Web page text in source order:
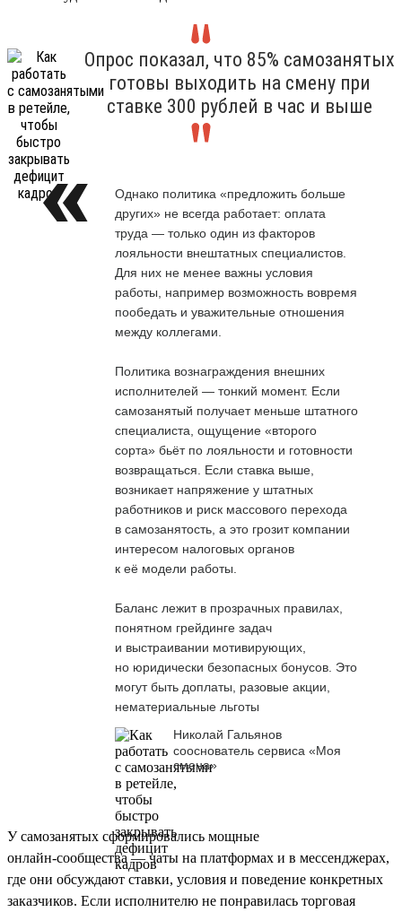
Опрос показал, что 85% самозанятых
готовы выходить на смену при
ставке 300 рублей в час и выше
Однако политика «предложить больше
других» не всегда работает: оплата
труда — только один из факторов
лояльности внештатных специалистов.
Для них не менее важны условия
работы, например возможность вовремя
пообедать и уважительные отношения
между коллегами.
Политика вознаграждения внешних
исполнителей — тонкий момент. Если
самозанятый получает меньше штатного
специалиста, ощущение «второго
сорта» бьёт по лояльности и готовности
возвращаться. Если ставка выше,
возникает напряжение у штатных
работников и риск массового перехода
в самозанятость, а это грозит компании
интересом налоговых органов
к её модели работы.
Баланс лежит в прозрачных правилах,
понятном грейдинге задач
и выстраивании мотивирующих,
но юридически безопасных бонусов. Это
могут быть доплаты, разовые акции,
нематериальные льготы
Николай Гальянов
сооснователь сервиса «Моя
смена»
У самозанятых сформировались мощные
онлайн‑сообщества — чаты на платформах и в мессенджерах,
где они обсуждают ставки, условия и поведение конкретных
заказчиков. Если исполнителю не понравилась торговая